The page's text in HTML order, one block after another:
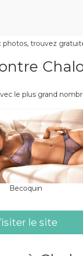
photos, trouvez
le plus grand
Becoquin
le site